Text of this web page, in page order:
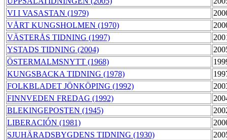
VI I VASASTAN (1979)
VÅRT KUNGSHOLMEN (1970)
VÄSTERÅS TIDNING (1997)
YSTADS TIDNING (2004)
ÖSTERMALMSNYTT (1968)
KUNGSBACKA TIDNING (1978)
FOLKBLADET JÖNKÖPING (1992)
FINNVEDEN FREDAG (1992)
BLEKINGEPOSTEN (1945)
LIBERACIÓN (1981)
SJUHÄRADSBYGDENS TIDNING (1930)